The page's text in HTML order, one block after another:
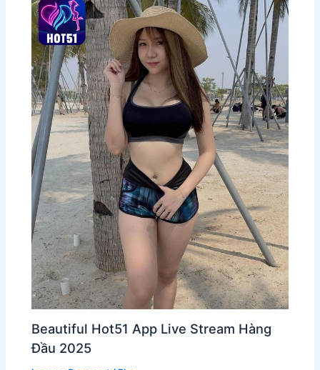
Beautiful Hot51 App Live Stream Hàng
Đầu 2025